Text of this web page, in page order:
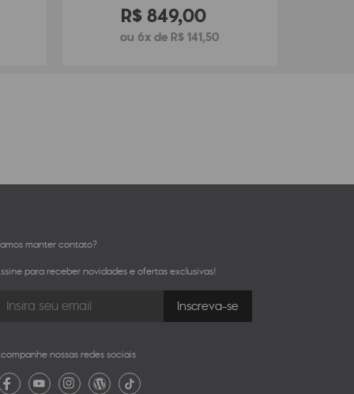
R$ 849,00
ou 6x de R$ 141,50
manter contato?
para receber novidades e ofertas exclusivas!
nossas redes sociais